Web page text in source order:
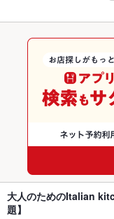
大人のためのItalian
題】